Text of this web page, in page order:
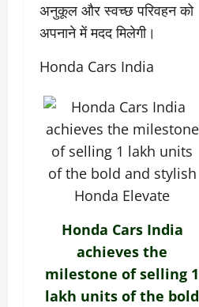
अनुकूल और स्वच्छ परिवहन को
अपनाने में मदद मिलेगी।
Honda Cars India
Honda Cars India
achieves the
milestone of selling 1
lakh units of the bold